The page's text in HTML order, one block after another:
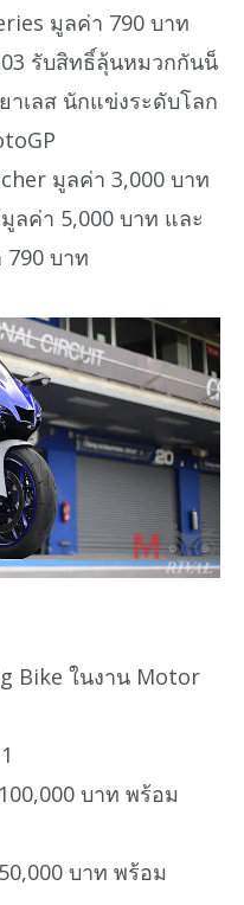
มูลค่า 790 บาท
03 รับสิทธิ์ลุ้นหมวกกันน็
าเลส นักแข่งระดับโลก
มูลค่า 3,000 บาท
ลค่า 5,000 บาท และ
790 บาท
Bike ในงาน Motor
บาท พร้อม
บาท พร้อม